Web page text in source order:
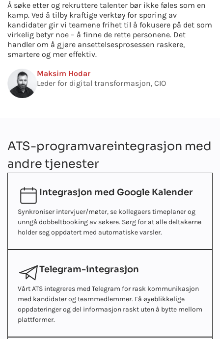
Maksim Hodar
Leder for digital transformasjon, CIO
Å søke etter og rekruttere talenter bør ikke føles som en
kamp. Ved å tilby kraftige verktøy for sporing av
kandidater gir vi teamene frihet til å fokusere på det som
virkelig betyr noe – å finne de rette personene. Det
handler om å gjøre ansettelsesprosessen raskere,
smartere og mer effektiv.
ATS-programvareintegrasjon med
andre tjenester
Integrasjon med Google Kalender
Synkroniser intervjuer/møter, se kollegaers timeplaner og
unngå dobbeltbooking av søkere. Sørg for at alle deltakerne
holder seg oppdatert med automatiske varsler.
Telegram-integrasjon
Vårt ATS integreres med Telegram for rask kommunikasjon
med kandidater og teammedlemmer. Få øyeblikkelige
oppdateringer og del informasjon raskt uten å bytte mellom
plattformer.